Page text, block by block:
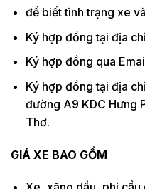
để biết tình trạng xe
Ký hợp đồng tại địa
Ký hợp đồng qua
Ký hợp đồng tại địa
đường A9 KDC Hưng
Thơ.
GIÁ XE BAO GỒM